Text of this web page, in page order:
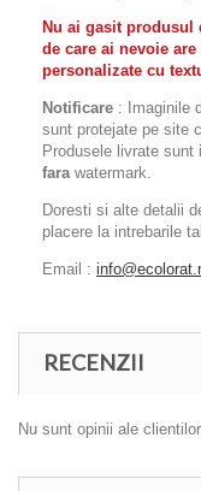
Nu ai gasit produsul
de care ai nevoie
personalizate cu
Notificare : Imaginile
sunt protejate pe site
Produsele livrate sunt
fara watermark.
Doresti si alte detalii
placere la intrebarile
Email :
RECENZII
Nu sunt opinii ale